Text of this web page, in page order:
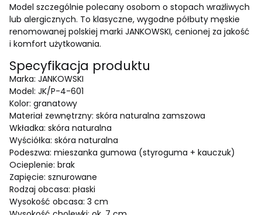
Model szczególnie polecany osobom o stopach wrażliwych
lub alergicznych. To klasyczne, wygodne półbuty męskie
renomowanej polskiej marki JANKOWSKI, cenionej za jakość
i komfort użytkowania.
Specyfikacja produktu
Marka: JANKOWSKI
Model: JK/P-4-601
Kolor: granatowy
Materiał zewnętrzny: skóra naturalna zamszowa
Wkładka: skóra naturalna
Wyściółka: skóra naturalna
Podeszwa: mieszanka gumowa (styroguma + kauczuk)
Ocieplenie: brak
Zapięcie: sznurowane
Rodzaj obcasa: płaski
Wysokość obcasa: 3 cm